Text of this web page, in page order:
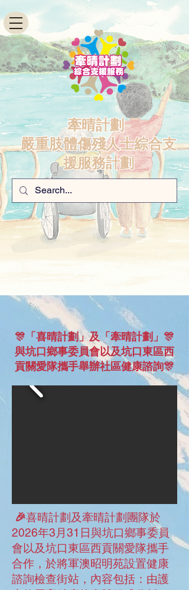
牽晴計劃-
嚴重肢體傷殘人士綜合支
援服務計劃
🎊「喜晴計劃」及「牽晴計劃」🎊
與坑口鄉事委員會以及坑口東區西
貢關愛隊攜手舉辦社區健康諮詢🎊​​​​​​​​​​​​​​​​​​​​​​​​​​
​​🎉喜晴計劃及牽晴計劃團隊於
2026年3月31日與坑口鄉事委員
會以及坑口東區西貢關愛隊攜手
合作，於將軍澳昭明苑設置健康
諮詢檢查街站，內容包括：由護